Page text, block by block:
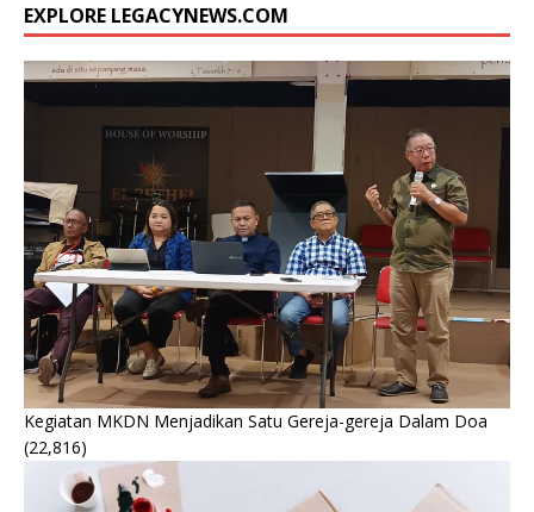
EXPLORE LEGACYNEWS.COM
Kegiatan MKDN Menjadikan Satu Gereja-gereja Dalam Doa
(22,816)